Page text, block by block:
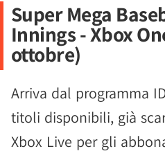
Super Mega
Innings - Xbox
ottobre)
Arriva dal programma
titoli disponibili, già
Xbox Live per gli